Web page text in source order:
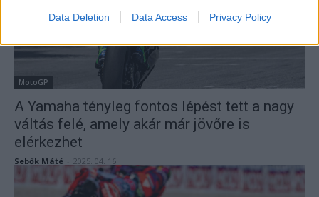
Data Deletion Data Access Privacy Policy
MotoGP
A Yamaha tényleg fontos lépést tett a nagy
váltás felé, amely akár már jövőre is
elérkezhet
Sebők Máté 2025. 04. 16.